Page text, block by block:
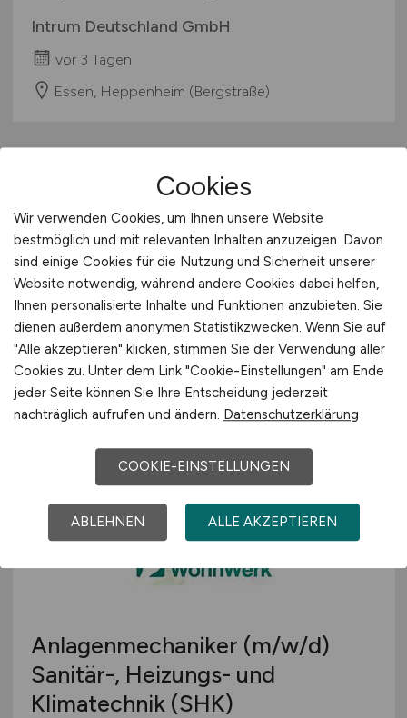
Intrum Deutschland GmbH
vor 3 Tagen
Essen, Heppenheim (Bergstraße)
Baufinanzierungsberater
(m/w/d)
Sparkasse Freiburg-Nördlicher Breisgau
Anlagenmechaniker (m/w/d)
Sanitär-, Heizungs- und
Klimatechnik (SHK)
Cookies
Wir verwenden Cookies, um Ihnen unsere Website
bestmöglich und mit relevanten Inhalten anzuzeigen. Davon
sind einige Cookies für die Nutzung und Sicherheit unserer
Website notwendig, während andere Cookies dabei helfen,
Ihnen personalisierte Inhalte und Funktionen anzubieten. Sie
dienen außerdem anonymen Statistikzwecken. Wenn Sie auf
"Alle akzeptieren" klicken, stimmen Sie der Verwendung aller
Cookies zu. Unter dem Link "Cookie-Einstellungen" am Ende
jeder Seite können Sie Ihre Entscheidung jederzeit
nachträglich aufrufen und ändern. Datenschutzerklärung
COOKIE-EINSTELLUNGEN
ABLEHNEN ALLE AKZEPTIEREN